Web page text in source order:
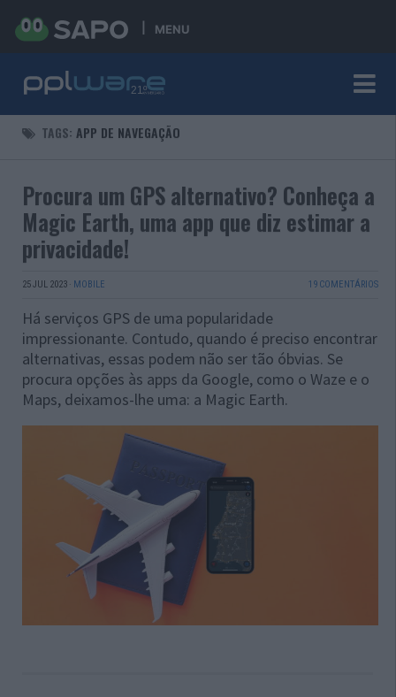
MENU
TAGS: APP DE NAVEGAÇÃO
Procura um GPS alternativo? Conheça a
Magic Earth, uma app que diz estimar a
privacidade!
25 JUL 2023 · MOBILE 19 COMENTÁRIOS
Há serviços GPS de uma popularidade
impressionante. Contudo, quando é preciso encontrar
alternativas, essas podem não ser tão óbvias. Se
procura opções às apps da Google, como o Waze e o
Maps, deixamos-lhe uma: a Magic Earth.